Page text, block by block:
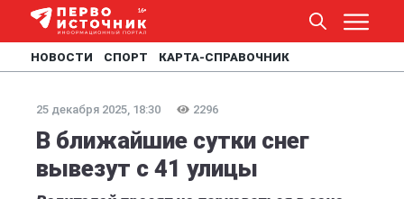
НОВОСТИ СПОРТ КАРТА-СПРАВОЧНИК
25 декабря 2025, 18:30 2296
В ближайшие сутки снег
вывезут с 41 улицы